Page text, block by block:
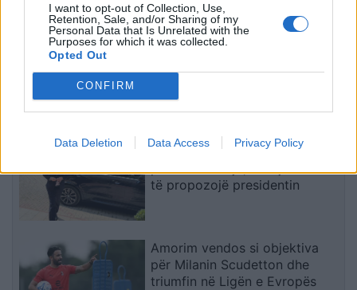
I want to opt-out of Collection, Use,
Retention, Sale, and/or Sharing of my
Personal Data that Is Unrelated with the
Purposes for which it was collected.
Opted Out
CONFIRM
Data Deletion Data Access Privacy Policy
Temperaturat ekstreme
përfshijnë Evropën
Qendrore e Lindore,
Sllovakia arrin 42 gradë
dhe Polonia përballet me
Ilir Beqaj doli nga burgu,
Shëndetësisë heq dorë
të fundit
Takimi Kurti-Abdixhiku mbyllet
të propozojë presidentin
Amorim vendos si objektiva
për Milanin Scudetton dhe
triumfin në Ligën e Evropës